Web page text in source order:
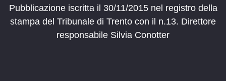
Pubblicazione iscritta il 30/11/2015 nel registro della
stampa del Tribunale di Trento con il n.13. Direttore
responsabile Silvia Conotter